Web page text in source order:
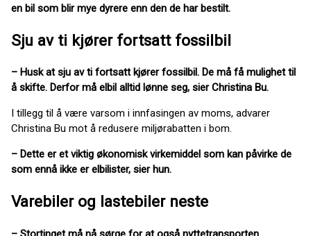
en bil som blir mye dyrere enn den de har bestilt.
Sju av ti kjører fortsatt fossilbil
– Husk at sju av ti fortsatt kjører fossilbil. De må få mulighet til
å skifte. Derfor må elbil alltid lønne seg, sier Christina Bu.
I tillegg til å være varsom i innfasingen av moms, advarer
Christina Bu mot å redusere miljørabatten i bom.
– Dette er et viktig økonomisk virkemiddel som kan påvirke de
som ennå ikke er elbilister, sier hun.
Varebiler og lastebiler neste